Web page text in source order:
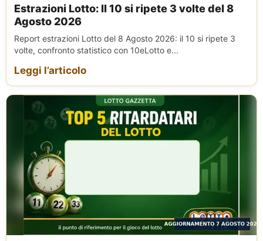
Estrazioni Lotto: Il 10 si ripete 3 volte del 8
Agosto 2026
Report estrazioni Lotto del 8 Agosto 2026: il 10 si ripete 3
volte, confronto statistico con 10eLotto e...
Leggi l’articolo